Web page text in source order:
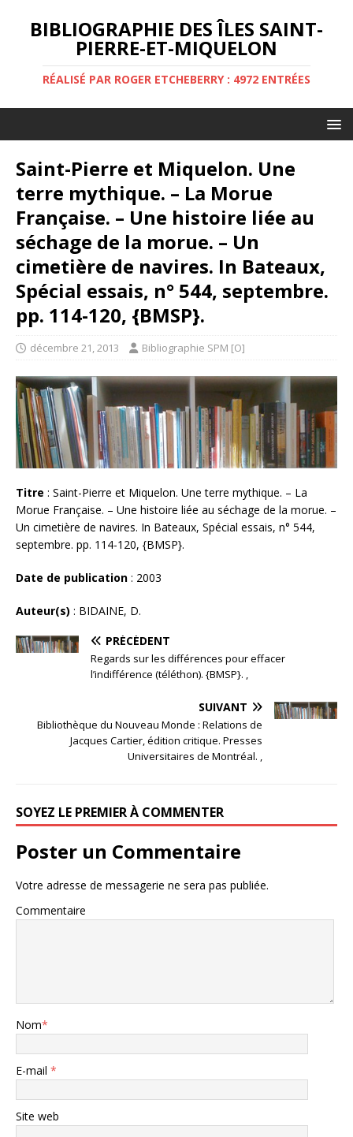
BIBLIOGRAPHIE DES ÎLES SAINT-
PIERRE-ET-MIQUELON
RÉALISÉ PAR ROGER ETCHEBERRY : 4972 ENTRÉES
Saint-Pierre et Miquelon. Une
terre mythique. – La Morue
Française. – Une histoire liée au
séchage de la morue. – Un
cimetière de navires. In Bateaux,
Spécial essais, n° 544, septembre.
pp. 114-120, {BMSP}.
décembre 21, 2013 Bibliographie SPM [O]
Titre : Saint-Pierre et Miquelon. Une terre mythique. – La
Morue Française. – Une histoire liée au séchage de la morue. –
Un cimetière de navires. In Bateaux, Spécial essais, n° 544,
septembre. pp. 114-120, {BMSP}.
Date de publication : 2003
Auteur(s) : BIDAINE, D.
PRÉCÉDENT
Regards sur les différences pour effacer
l’indifférence (téléthon). {BMSP}. ,
SUIVANT
Bibliothèque du Nouveau Monde : Relations de
Jacques Cartier, édition critique. Presses
Universitaires de Montréal. ,
SOYEZ LE PREMIER À COMMENTER
Poster un Commentaire
Votre adresse de messagerie ne sera pas publiée.
Commentaire
Nom*
E-mail *
Site web